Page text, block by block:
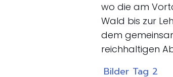
wo die am
Wald bis zur
dem
reichhaltigen
Bilder Tag 2